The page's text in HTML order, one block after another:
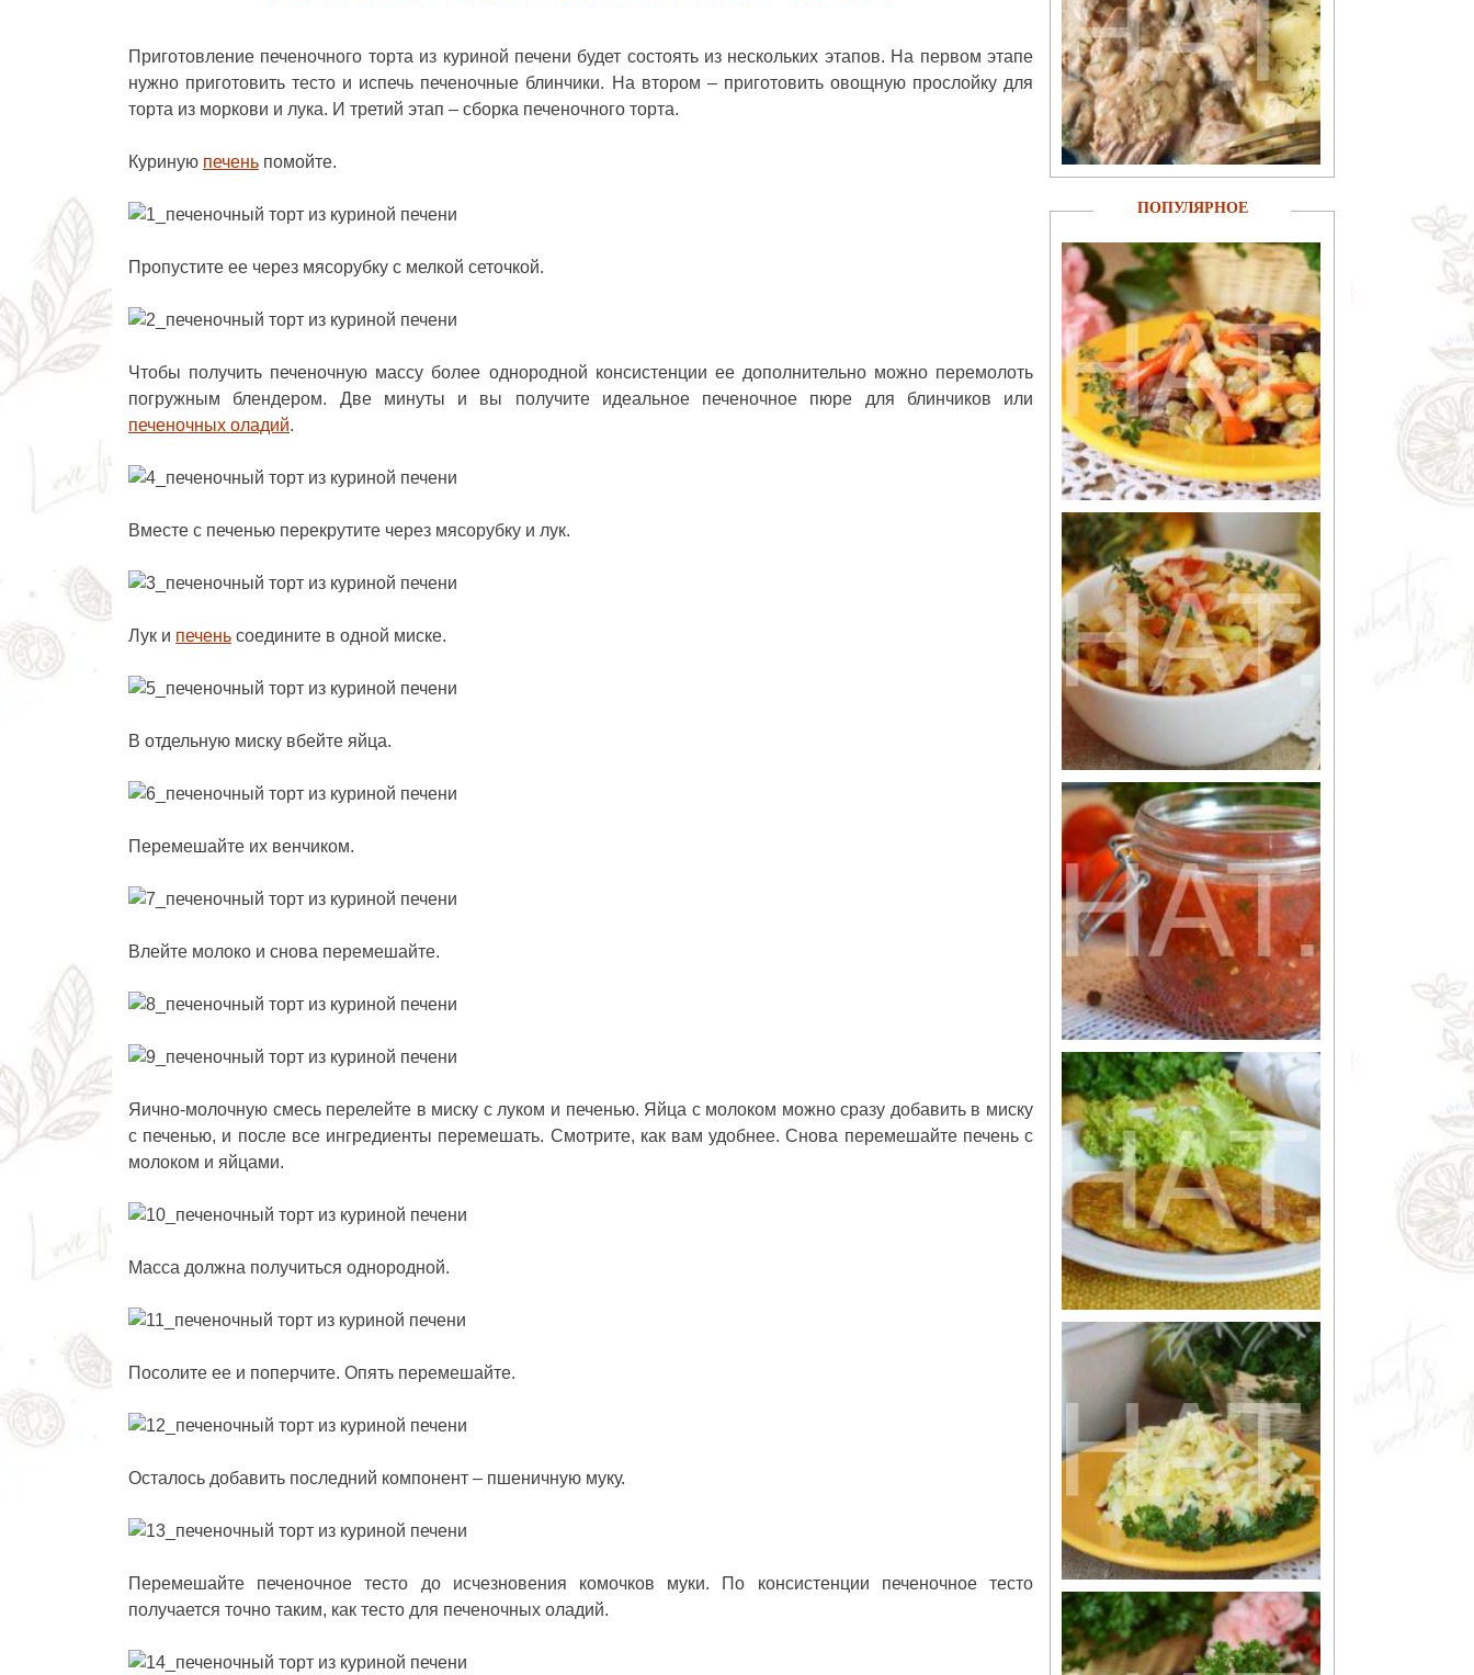
Приготовление печеночного торта из куриной печени будет состоять из нескольких этапов. На первом этапе
нужно приготовить тесто и испечь печеночные блинчики. На втором – приготовить овощную прослойку для
торта из моркови и лука. И третий этап – сборка печеночного торта.
Куриную печень помойте.
Пропустите ее через мясорубку с мелкой сеточкой.
Чтобы получить печеночную массу более однородной консистенции ее дополнительно можно перемолоть
погружным блендером. Две минуты и вы получите идеальное печеночное пюре для блинчиков или
печеночных оладий.
Вместе с печенью перекрутите через мясорубку и лук.
Лук и печень соедините в одной миске.
В отдельную миску вбейте яйца.
Перемешайте их венчиком.
Влейте молоко и снова перемешайте.
Яично-молочную смесь перелейте в миску с луком и печенью. Яйца с молоком можно сразу добавить в миску
с печенью, и после все ингредиенты перемешать. Смотрите, как вам удобнее. Снова перемешайте печень с
молоком и яйцами.
Масса должна получиться однородной.
Посолите ее и поперчите. Опять перемешайте.
Осталось добавить последний компонент – пшеничную муку.
Перемешайте печеночное тесто до исчезновения комочков муки. По консистенции печеночное тесто
получается точно таким, как тесто для печеночных оладий.
ПОПУЛЯРНОЕ